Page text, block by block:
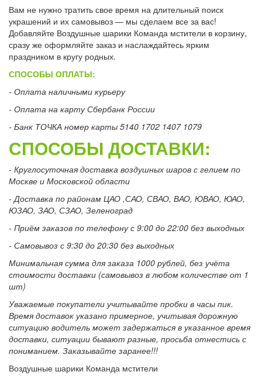
Вам не нужно тратить свое время на длительный поиск
украшений и их самовывоз — мы сделаем все за вас!
Добавляйте Воздушные шарики Команда мстители в корзину,
сразу же оформляйте заказ и наслаждайтесь ярким
праздником в кругу родных.
СПОСОБЫ ОПЛАТЫ:
- Оплата наличными курьеру
- Оплата на карту Сбербанк России
- Банк ТОЧКА номер карты 5140 1702 1407 1079
СПОСОБЫ ДОСТАВКИ:
- Круглосуточная доставка воздушных шаров с гелием по
Москве и Московской области
- Доставка по районам ЦАО ,САО, СВАО, ВАО, ЮВАО, ЮАО,
ЮЗАО, ЗАО, СЗАО, Зеленоград
- Приём заказов по телефону с 9:00 до 22:00 без выходных
- Самовывоз с 9:30 до 20:30 без выходных
Минимальная сумма для заказа 1000 рублей, без учёта
стоимости доставки (самовывоз в любом количестве от 1
шт)
Уважаемые покупатели учитывайте пробки в часы пик.
Время доставок указано примерное, учитывая дорожную
ситуацию водитель может задержаться в указанное время
доставки, ситуации бывают разные, просьба отнестись с
пониманием. Заказывайте заранее!!!
Воздушные шарики Команда мстители